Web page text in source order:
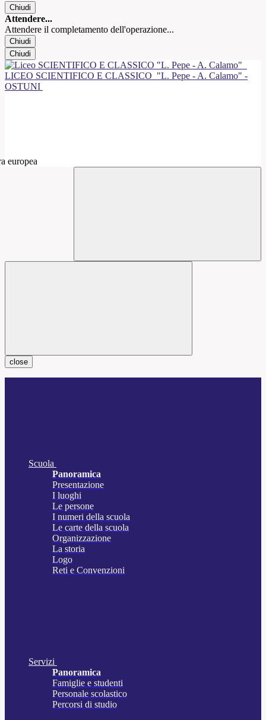
Chiudi
Attendere...
Attendere il completamento dell'operazione...
Chiudi
Chiudi
LICEO SCIENTIFICO E CLASSICO "L. Pepe - A. Calamo" -
OSTUNI
close
Scuola
Panoramica
Presentazione
I luoghi
Le persone
I numeri della scuola
Le carte della scuola
Organizzazione
La storia
Logo
Reti e Convenzioni
Servizi
Panoramica
Famiglie e studenti
Personale scolastico
Percorsi di studio